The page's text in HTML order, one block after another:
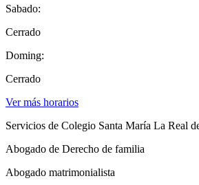
Sabado:
Cerrado
Doming:
Cerrado
Ver más horarios
Servicios de Colegio Santa María La Real
Abogado de Derecho de familia
Abogado matrimonialista